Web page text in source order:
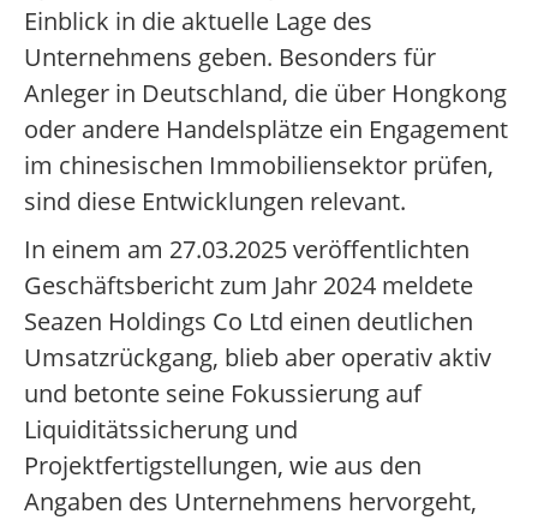
Einblick in die aktuelle Lage des
Unternehmens geben. Besonders für
Anleger in Deutschland, die über Hongkong
oder andere Handelsplätze ein Engagement
im chinesischen Immobiliensektor prüfen,
sind diese Entwicklungen relevant.
In einem am 27.03.2025 veröffentlichten
Geschäftsbericht zum Jahr 2024 meldete
Seazen Holdings Co Ltd einen deutlichen
Umsatzrückgang, blieb aber operativ aktiv
und betonte seine Fokussierung auf
Liquiditätssicherung und
Projektfertigstellungen, wie aus den
Angaben des Unternehmens hervorgeht,